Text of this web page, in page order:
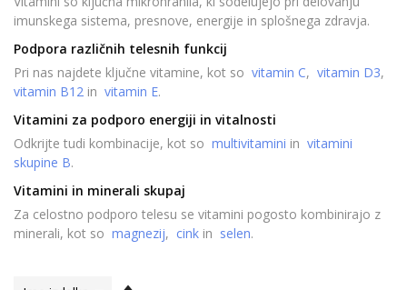
imunskega sistema, presnove, energije in splošnega zdravja.
Podpora različnih telesnih funkcij
Pri nas najdete ključne vitamine, kot so vitamin C, vitamin D3,
vitamin B12 in vitamin E.
Vitamini za podporo energiji in vitalnosti
Odkrijte tudi kombinacije, kot so multivitamini in vitamini
skupine B.
Vitamini in minerali skupaj
Za celostno podporo telesu se vitamini pogosto kombinirajo z
minerali, kot so magnezij, cink in selen.